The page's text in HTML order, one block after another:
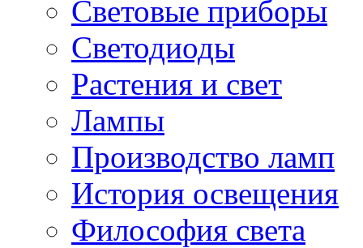
Световые приборы
Светодиоды
Растения и свет
Лампы
Производство ламп
История освещения
Философия света